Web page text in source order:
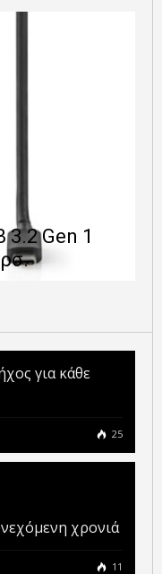
Gen 1
για κάθε
25
χρονιά
11